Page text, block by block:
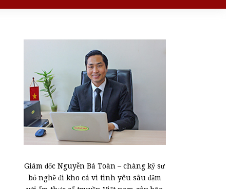
Giám đốc Nguyễn Bá Toàn – chàng kỹ sư
bỏ nghề đi kho cá vì tình yêu sâu đậm